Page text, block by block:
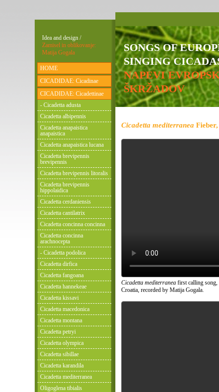
SONGS OF
SINGING
NAPEVI
ŠKRŽADOV
Cicadetta mediterranea
Cicadetta mediterranea first calling song,
Croatia, recorded by Matija Gogala.
Idea and design /
Zamisel in oblikovanje:
Matija Gogala
HOME
CICADIDAE: Cicadinae
CICADIDAE: Cicadettinae
- Cicadetta adusta
Cicadetta albipennis
Cicadetta anapaistica
anapaistica
Cicadetta anapaistica lucana
Cicadetta brevipennis
brevipennis
Cicadetta brevipennis litoralis
Cicadetta brevipennis
hippolaidica
Cicadetta cerdaniensis
Cicadetta cantilatrix
Cicadetta concinna concinna
Cicadetta concinna
arachnocepta
- Cicadetta podolica
Cicadetta dirfica
Cicadetta fangoana
Cicadetta hannekeae
Cicadetta kissavi
Cicadetta macedonica
Cicadetta montana
Cicadetta petryi
Cicadetta olympica
Cicadetta sibillae
Cicadetta karandila
Cicadetta mediterranea
Oligoglena tibialis